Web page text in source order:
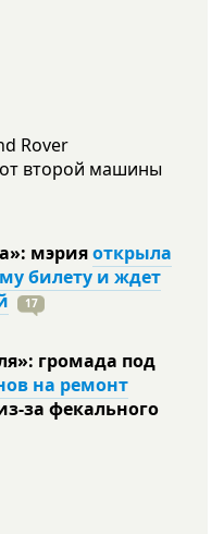
Rover
второй машины
мэрияоткрыла
билету и ждет
17
громада под
на ремонт
за фекального